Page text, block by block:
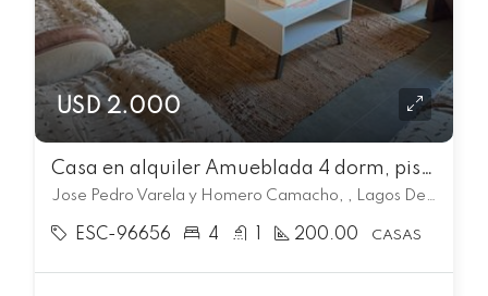
USD 2.000
Casa en alquiler Amueblada 4 dorm, piscina cocheras en Lagos Del Norte
Jose Pedro Varela y Homero Camacho, , Lagos Del Norte
ESC-96656 4 200.00 CASAS